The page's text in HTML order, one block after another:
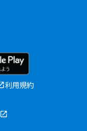
利用規約